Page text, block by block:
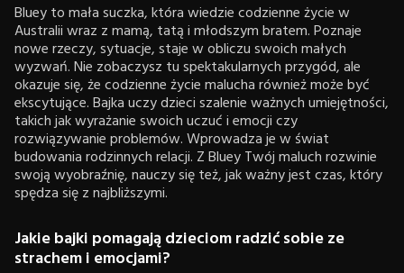
Bluey to mała suczka, która wiedzie codzienne życie w
Australii wraz z mamą, tatą i młodszym bratem. Poznaje
nowe rzeczy, sytuacje, staje w obliczu swoich małych
wyzwań. Nie zobaczysz tu spektakularnych przygód, ale
okazuje się, że codzienne życie malucha również może być
ekscytujące. Bajka uczy dzieci szalenie ważnych umiejętności,
takich jak wyrażanie swoich uczuć i emocji czy
rozwiązywanie problemów. Wprowadza je w świat
budowania rodzinnych relacji. Z Bluey Twój maluch rozwinie
swoją wyobraźnię, nauczy się też, jak ważny jest czas, który
spędza się z najbliższymi.
Jakie bajki pomagają dzieciom radzić sobie ze
strachem i emocjami?